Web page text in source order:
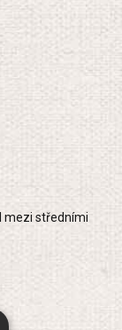
mezi středními